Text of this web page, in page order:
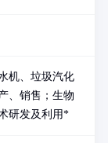
机、垃圾汽化
、销售；生物
研发及利用*